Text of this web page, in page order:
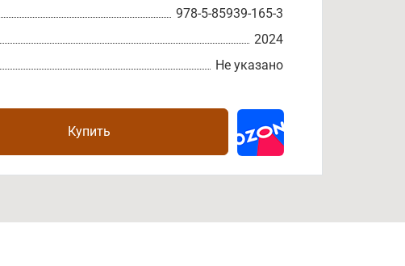
978-5-85939-165-3
2024
Не указано
Купить